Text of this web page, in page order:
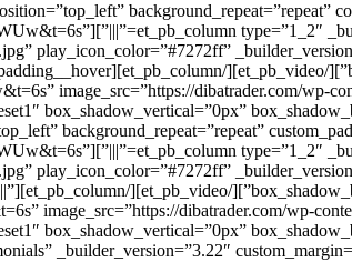
play_icon_color=”#7272ff”
image_src=”https://dibatrader.com/wp-
play_icon_color=”#7272ff”
image_src=”https://dibatrader.com/
admin_label=”Testimonials” _builder_version=”3.22″